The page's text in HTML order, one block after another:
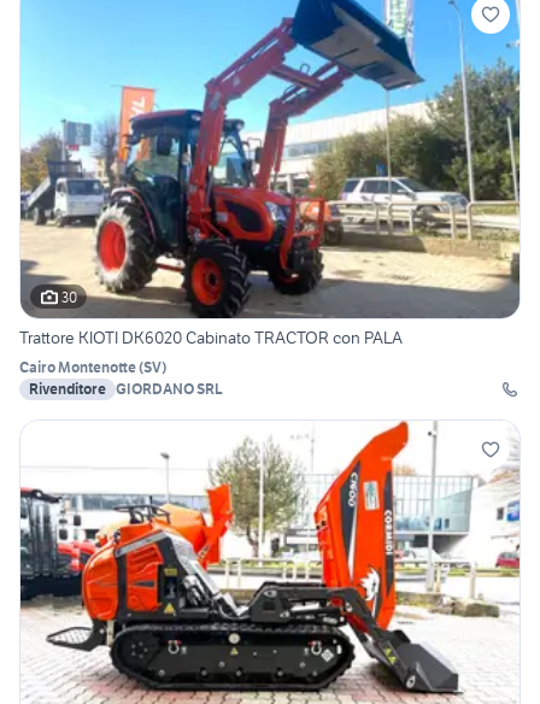
30
Trattore KIOTI DK6020 Cabinato TRACTOR con PALA
Cairo Montenotte(SV)
Rivenditore GIORDANO SRL